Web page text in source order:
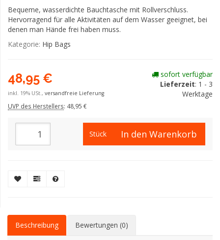
Bequeme, wasserdichte Bauchtasche mit Rollverschluss.
Hervorragend für alle Aktivitäten auf dem Wasser geeignet, bei
denen man Hände frei haben muss.
Kategorie: Hip Bags
48,95 €
inkl. 19% USt., versandfreie Lieferung
UVP des Herstellers: 48,95 €
sofort verfügbar
Lieferzeit: 1 - 3
Werktage
Stück In den Warenkorb
Beschreibung Bewertungen (0)